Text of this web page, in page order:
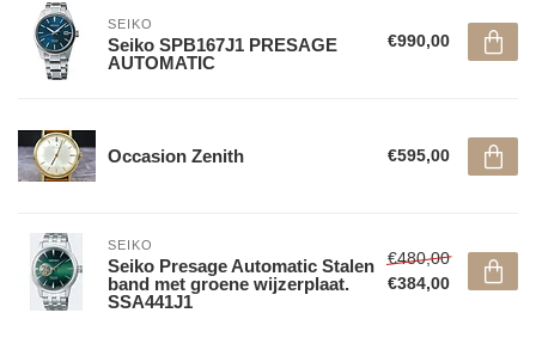
SEIKO
Seiko SPB167J1 PRESAGE
AUTOMATIC
€990,00
Occasion Zenith €595,00
SEIKO
Seiko Presage Automatic Stalen
band met groene wijzerplaat.
SSA441J1
€480,00
€384,00